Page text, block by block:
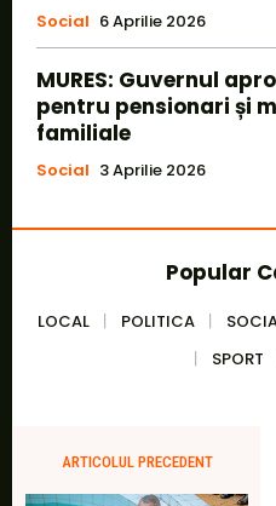
Social 6 Aprilie 2026
MURES: Guvernul
pentru pensionari și
familiale
Social 3 Aprilie 2026
Popular
LOCAL POLITICA
SPORT
ARTICOLUL PRECEDENT